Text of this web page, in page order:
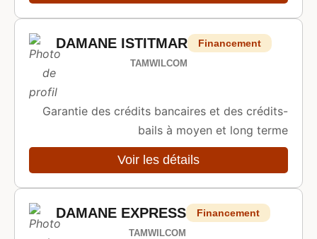
DAMANE ISTITMAR
TAMWILCOM
Financement
Garantie des crédits bancaires et des crédits-
bails à moyen et long terme
Voir les détails
DAMANE EXPRESS
TAMWILCOM
Financement